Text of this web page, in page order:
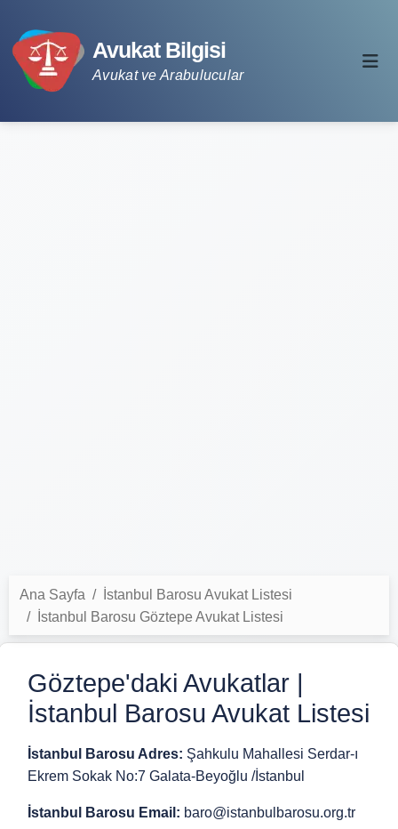
Avukat Bilgisi
Avukat ve Arabulucular
Ana Sayfa
İstanbul Barosu Avukat Listesi
İstanbul Barosu Göztepe Avukat Listesi
Göztepe'daki Avukatlar |
İstanbul Barosu Avukat Listesi
İstanbul Barosu Adres: Şahkulu Mahallesi Serdar-ı
Ekrem Sokak No:7 Galata-Beyoğlu /İstanbul
İstanbul Barosu Email: baro@istanbulbarosu.org.tr